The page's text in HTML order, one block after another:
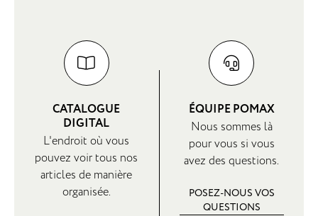
CATALOGUE
DIGITAL
L'endroit où vous
pouvez voir tous nos
articles de manière
organisée.
ÉQUIPE POMAX
Nous sommes là
pour vous si vous
avez des questions.
POSEZ-NOUS VOS
QUESTIONS